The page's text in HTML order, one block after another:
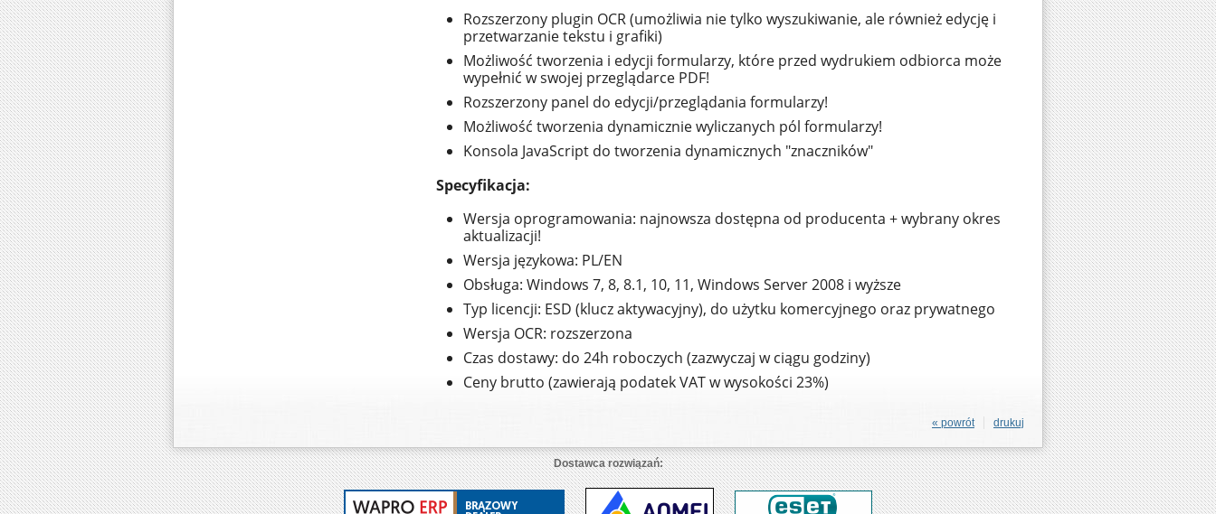
Rozszerzony plugin OCR (umożliwia nie tylko wyszukiwanie, ale również edycję i
przetwarzanie tekstu i grafiki)
Możliwość tworzenia i edycji formularzy, które przed wydrukiem odbiorca może
wypełnić w swojej przeglądarce PDF!
Rozszerzony panel do edycji/przeglądania formularzy!
Możliwość tworzenia dynamicznie wyliczanych pól formularzy!
Konsola JavaScript do tworzenia dynamicznych "znaczników"
Specyfikacja:
Wersja oprogramowania: najnowsza dostępna od producenta + wybrany okres
aktualizacji!
Wersja językowa: PL/EN
Obsługa: Windows 7, 8, 8.1, 10, 11, Windows Server 2008 i wyższe
Typ licencji: ESD (klucz aktywacyjny), do użytku komercyjnego oraz prywatnego
Wersja OCR: rozszerzona
Czas dostawy: do 24h roboczych (zazwyczaj w ciągu godziny)
Ceny brutto (zawierają podatek VAT w wysokości 23%)
drukuj
« powrót
Dostawca rozwiązań: